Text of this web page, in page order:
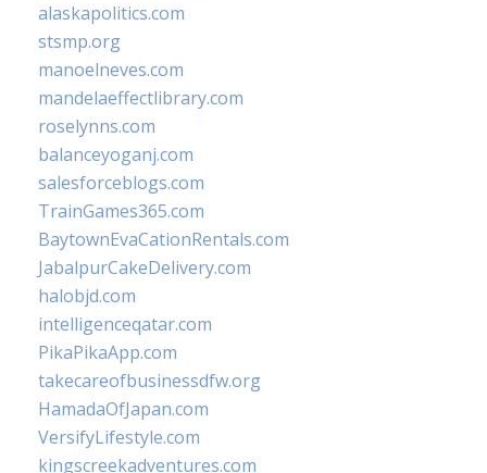
alaskapolitics.com
stsmp.org
manoelneves.com
mandelaeffectlibrary.com
roselynns.com
balanceyoganj.com
salesforceblogs.com
TrainGames365.com
BaytownEvaCationRentals.com
JabalpurCakeDelivery.com
halobjd.com
intelligenceqatar.com
PikaPikaApp.com
takecareofbusinessdfw.org
HamadaOfJapan.com
VersifyLifestyle.com
kingscreekadventures.com